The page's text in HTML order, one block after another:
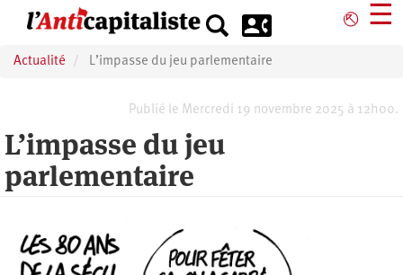
principal
⎋ ☰
Actualité L’impasse du jeu parlementaire
Publié le Mercredi 19 novembre 2025 à 12h00.
L’impasse du jeu
parlementaire